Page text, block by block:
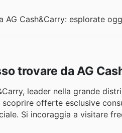
Cash&Carry: esplorate
trovare da AG
leader nella grande
offerte esclusive
Si incoraggia a visitare